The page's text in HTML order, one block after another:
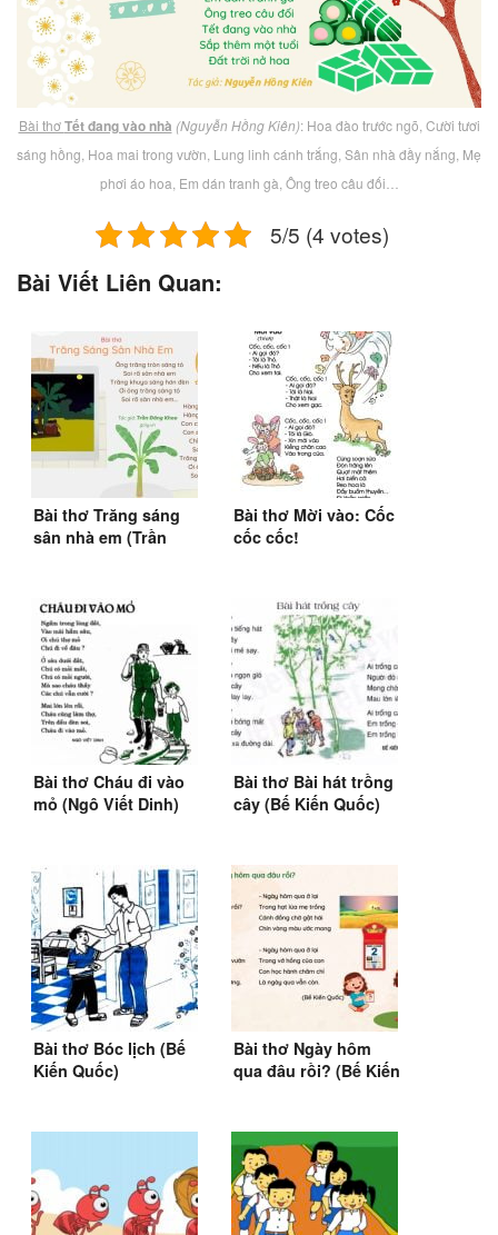
Bài thơTết đang vào nhà (Nguyễn Hồng Kiên): Hoa đào trước ngõ, Cười tươi
sáng hồng, Hoa mai trong vườn, Lung linh cánh trắng, Sân nhà đầy nắng, Mẹ
phơi áo hoa, Em dán tranh gà, Ông treo câu đối…
5/5 (4 votes)
Bài Viết Liên Quan:
Bài thơ Trăng sáng
sân nhà em (Trần
Bài thơ Mời vào: Cốc
cốc cốc!
Bài thơ Cháu đi vào
mỏ (Ngô Viết Dinh)
Bài thơ Bài hát trồng
cây (Bế Kiến Quốc)
Bài thơ Bóc lịch (Bế
Kiến Quốc)
Bài thơ Ngày hôm
qua đâu rồi? (Bế Kiến